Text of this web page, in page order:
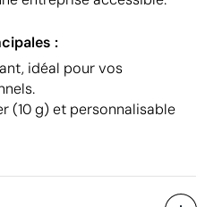
:
idéal pour vos
(10 g) et personnalisable